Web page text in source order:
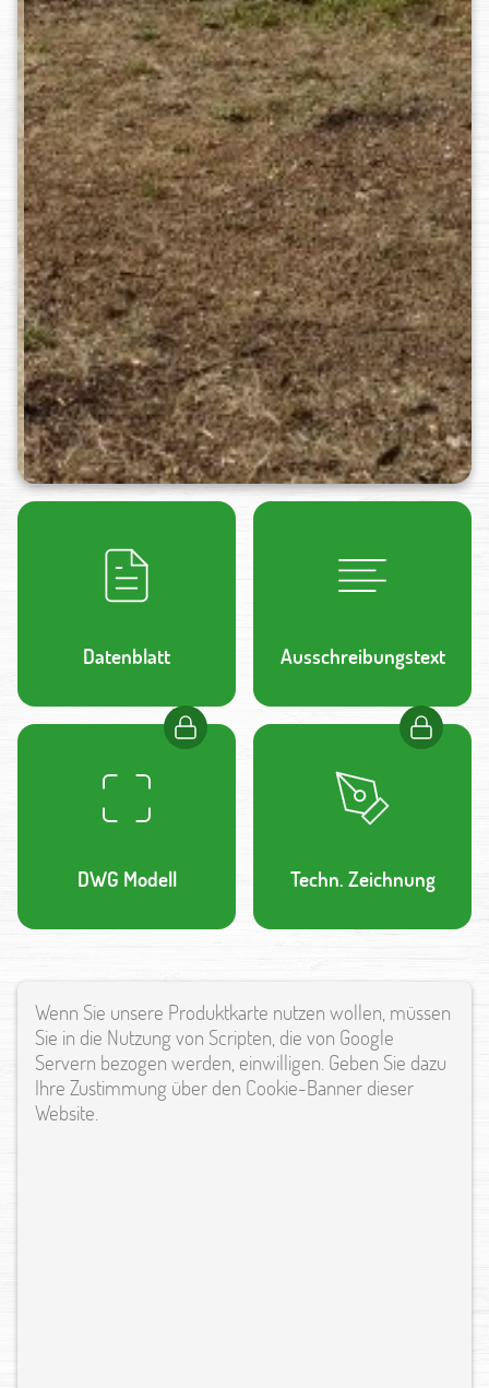
Datenblatt Ausschreibungstext
DWG Modell Techn. Zeichnung
Wenn Sie unsere Produktkarte nutzen wollen, müssen
Sie in die Nutzung von Scripten, die von Google
Servern bezogen werden, einwilligen. Geben Sie dazu
Ihre Zustimmung über den Cookie-Banner dieser
Website.